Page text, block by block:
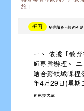
旅」
研習 輔導組長- 教師研習
一、 依據「教
師專業辦理。
結合跨領域課程
年4月29日(星
看完整文章